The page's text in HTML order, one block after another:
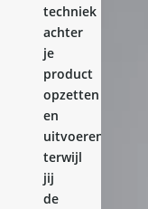
techniek
achter
je
product
opzetten
en
uitvoeren,
terwijl
jij
de